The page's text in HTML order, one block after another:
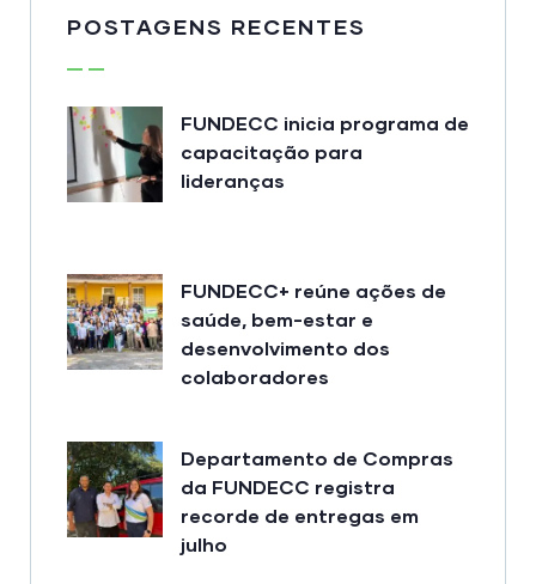
POSTAGENS RECENTES
FUNDECC inicia programa de
capacitação para
lideranças
FUNDECC+ reúne ações de
saúde, bem-estar e
desenvolvimento dos
colaboradores
Departamento de Compras
da FUNDECC registra
recorde de entregas em
julho